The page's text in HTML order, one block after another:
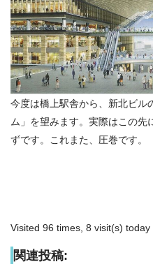
今度は橋上駅舎から、新北ビル
ム」を望みます。実際はこの先
ずです。これまた、圧巻です。
Visited 96 times, 8 visit(s) today
関連投稿: